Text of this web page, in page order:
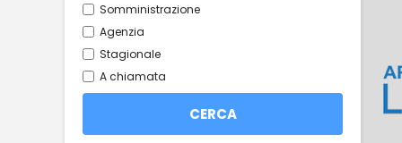
Somministrazione
Agenzia
Stagionale
A chiamata